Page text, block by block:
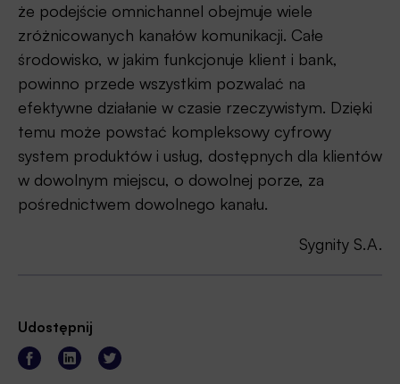
że podejście omnichannel obejmuje wiele
zróżnicowanych kanałów komunikacji. Całe
środowisko, w jakim funkcjonuje klient i bank,
powinno przede wszystkim pozwalać na
efektywne działanie w czasie rzeczywistym. Dzięki
temu może powstać kompleksowy cyfrowy
system produktów i usług, dostępnych dla klientów
w dowolnym miejscu, o dowolnej porze, za
pośrednictwem dowolnego kanału.
Sygnity S.A.
Udostępnij